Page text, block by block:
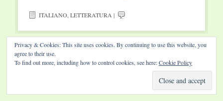
ITALIANO,LETTERATURA |
Website by Diamond Visions
Privacy & Cookies: This site uses cookies. By continuing to use this website, you
agree to their use.
To find out more, including how to control cookies, see here:Cookie Policy